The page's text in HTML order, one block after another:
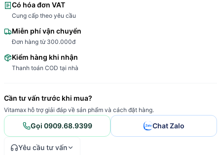
Có hóa đơn VAT
Cung cấp theo yêu cầu
Miễn phí vận chuyển
Đơn hàng từ 300.000đ
Kiểm hàng khi nhận
Thanh toán COD tại nhà
Cần tư vấn trước khi mua?
Vitamax hỗ trợ giải đáp về sản phẩm và cách đặt hàng.
Gọi 0909.68.9399 Chat Zalo
Yêu cầu tư vấn